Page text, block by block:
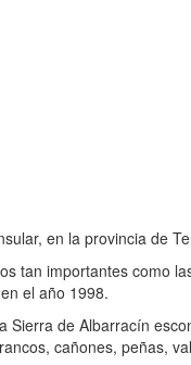
en la provincia de
tan importantes como
el año 1998.
de Albarracín
cañones, peñas,